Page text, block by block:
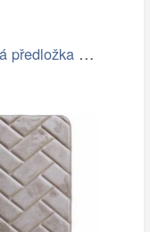
Koupelnová předložka Optima 60x90 cm…